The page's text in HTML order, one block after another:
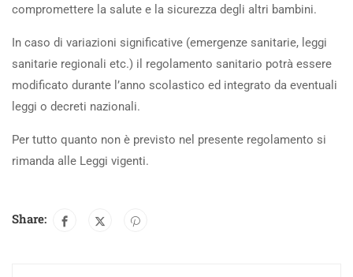
compromettere la salute e la sicurezza degli altri bambini.
In caso di variazioni significative (emergenze sanitarie, leggi
sanitarie regionali etc.) il regolamento sanitario potrà essere
modificato durante l’anno scolastico ed integrato da eventuali
leggi o decreti nazionali.
Per tutto quanto non è previsto nel presente regolamento si
rimanda alle Leggi vigenti.
Share: